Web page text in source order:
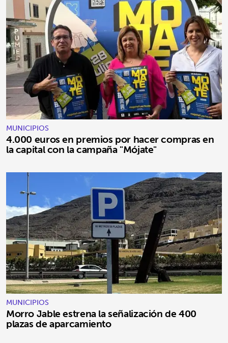
MUNICIPIOS
4.000 euros en premios por hacer compras en
la capital con la campaña "Mójate"
MUNICIPIOS
Morro Jable estrena la señalización de 400
plazas de aparcamiento